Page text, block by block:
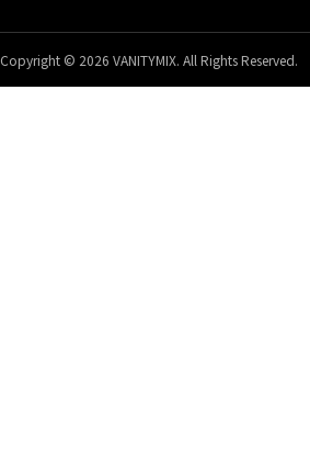
Copyright © 2026 VANITYMIX. All Rights Reserved.